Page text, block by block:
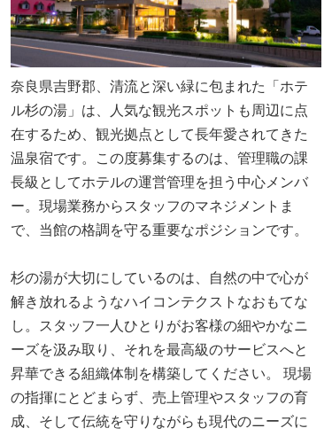
奈良県吉野郡、清流と深い緑に包まれた「ホテ
ル杉の湯」は、人気な観光スポットも周辺に点
在するため、観光拠点として長年愛されてきた
温泉宿です。この度募集するのは、管理職の課
長級としてホテルの運営管理を担う中心メンバ
ー。現場業務からスタッフのマネジメントま
で、当館の格調を守る重要なポジションです。
杉の湯が大切にしているのは、自然の中で心が
解き放れるようなハイコンテクストなおもてな
し。スタッフ一人ひとりがお客様の細やかなニ
ーズを汲み取り、それを最高級のサービスへと
昇華できる組織体制を構築してください。 現場
の指揮にとどまらず、売上管理やスタッフの育
成、そして伝統を守りながらも現代のニーズに